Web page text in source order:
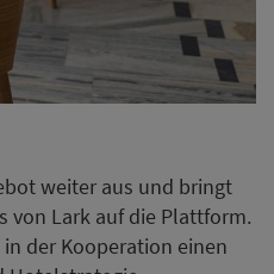
weiter aus und bringt
von Lark auf die Plattform.
der Kooperation einen